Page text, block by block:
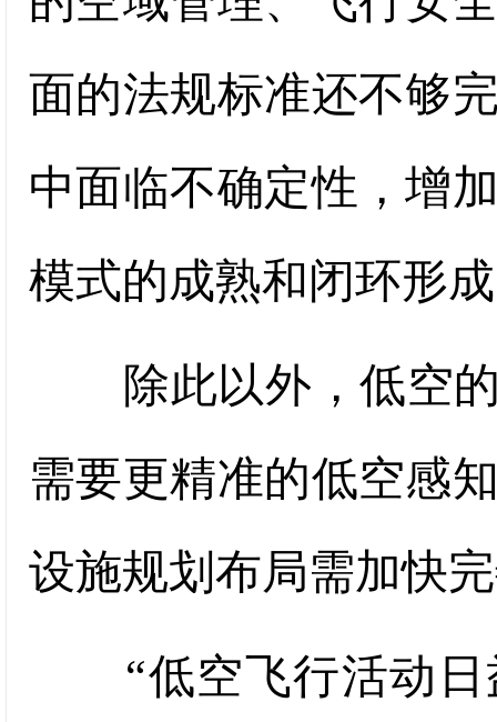
面的法规标准还不够
中面临不确定性，增
模式的成熟和闭环形
除此以外，低空的
需要更精准的低空感
设施规划布局需加快
“低空飞行活动日